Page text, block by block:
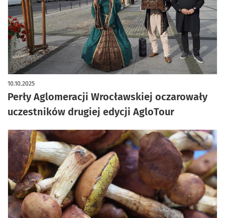
Perły Aglomeracji Wrocławskiej oczarowały
uczestników drugiej edycji AgloTour
10.10.2025